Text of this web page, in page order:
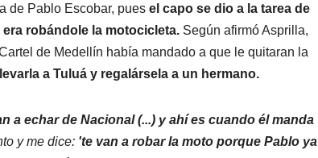
de Pablo Escobar, pues el capo se dio a la tarea de
robándole la motocicleta. Según afirmó Asprilla,
de Medellín había mandado a que le quitaran la
a Tuluá y regalársela a un hermano.
a echar de Nacional (...) y ahí es cuando él manda
y me dice: 'te van a robar la moto porque Pablo ya